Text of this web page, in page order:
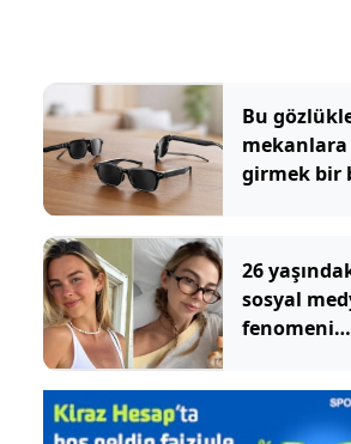
Bu
mekanlara
girmek bir
26
sosyal
fenomeni